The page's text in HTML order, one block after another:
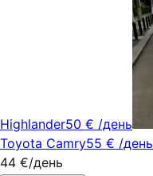
Highlander50 € /день
Toyota Camry55 € /день
44 €/день